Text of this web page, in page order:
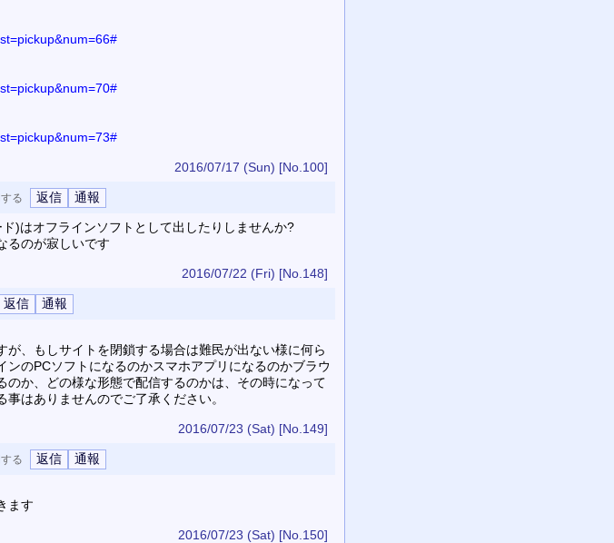
2016/07/17 (Sun) [No.100]
する
)はオフラインソフトとして出したりしませんか?
るのが寂しいです
2016/07/22 (Fri) [No.148]
、もしサイトを閉鎖する場合は難民が出ない様に何ら
のPCソフトになるのかスマホアプリになるのかブラウ
か、どの様な形態で配信するのかは、その時になって
はありませんのでご了承ください。
2016/07/23 (Sat) [No.149]
する
ます
2016/07/23 (Sat) [No.150]